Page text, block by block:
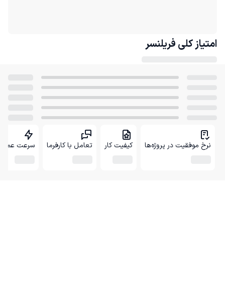
امتیاز کلی فریلنسر
نرخ موفقیت در پروژه‌ها کیفیت کار تعامل با کارفرما سرعت عمل